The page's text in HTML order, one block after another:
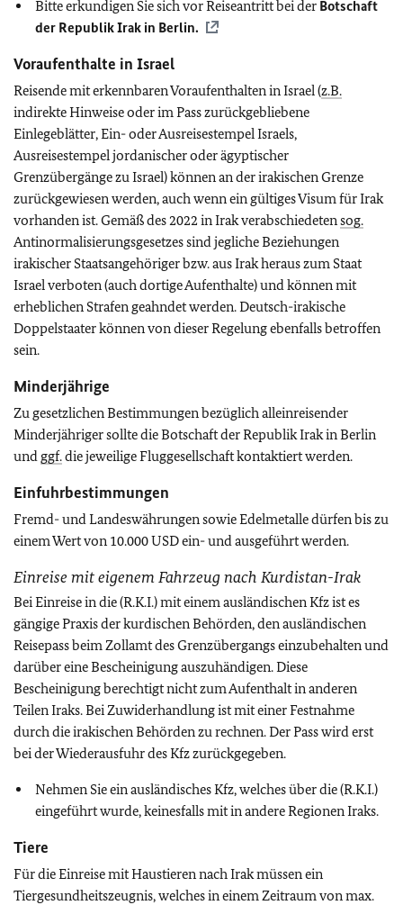
Bitte erkundigen Sie sich vor Reiseantritt bei der Botschaft
der Republik Irak in Berlin.
Voraufenthalte in Israel
Reisende mit erkennbaren Voraufenthalten in Israel (z.B.
indirekte Hinweise oder im Pass zurückgebliebene
Einlegeblätter, Ein- oder Ausreisestempel Israels,
Ausreisestempel jordanischer oder ägyptischer
Grenzübergänge zu Israel) können an der irakischen Grenze
zurückgewiesen werden, auch wenn ein gültiges Visum für Irak
vorhanden ist. Gemäß des 2022 in Irak verabschiedetensog.
Antinormalisierungsgesetzes sind jegliche Beziehungen
irakischer Staatsangehöriger bzw. aus Irak heraus zum Staat
Israel verboten (auch dortige Aufenthalte) und können mit
erheblichen Strafen geahndet werden.Deutsch-irakische
Doppelstaater können von dieser Regelung ebenfalls betroffen
sein.
Minderjährige
Zu gesetzlichen Bestimmungen bezüglich alleinreisender
Minderjähriger sollte die Botschaft der Republik Irak in Berlin
und ggf.die jeweilige Fluggesellschaft kontaktiert werden.
Einfuhrbestimmungen
Fremd- und Landeswährungen sowie Edelmetalle dürfen bis zu
einem Wert von 10.000 USD ein- und ausgeführt werden.
Einreise mit eigenem Fahrzeug nach Kurdistan-Irak
Bei Einreise in die (R.K.I.) mit einem ausländischen Kfz ist es
gängige Praxis der kurdischen Behörden, den ausländischen
Reisepass beim Zollamt des Grenzübergangs einzubehalten und
darüber eine Bescheinigung auszuhändigen. Diese
Bescheinigung berechtigt nicht zum Aufenthalt in anderen
Teilen Iraks. Bei Zuwiderhandlung ist mit einer Festnahme
durch die irakischen Behörden zu rechnen. Der Pass wird erst
bei der Wiederausfuhr des Kfz zurückgegeben.
Nehmen Sie ein ausländisches Kfz, welches über die (R.K.I.)
eingeführt wurde, keinesfalls mit in andere Regionen Iraks.
Tiere
Für die Einreise mit Haustieren nach Irak müssen ein
Tiergesundheitszeugnis, welches in einem Zeitraum von max.